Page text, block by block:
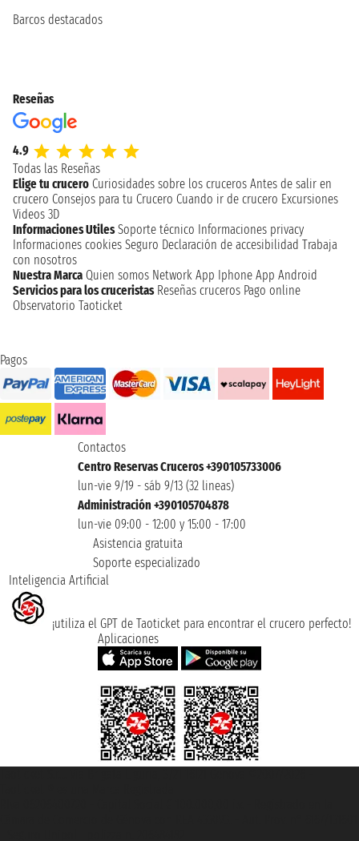
Barcos destacados
Reseñas
4.9
Todas las Reseñas
Elige tu crucero Curiosidades sobre los cruceros Antes de salir en
crucero Consejos para tu Crucero Cuando ir de crucero Excursiones
Videos 3D
Informaciones Utiles Soporte técnico Informaciones privacy
Informaciones cookies Seguro Declaración de accesibilidad Trabaja
con nosotros
Nuestra Marca Quien somos Network App Iphone App Android
Servicios para los cruceristas Reseñas cruceros Pago online
Observatorio Taoticket
Pagos
Contactos
Centro Reservas Cruceros +390105733006
lun-vie 9/19 - sáb 9/13 (32 lineas)
Administración +390105704878
lun-vie 09:00 - 12:00 y 15:00 - 17:00
Asistencia gratuita
Soporte especializado
Inteligencia Artificial
¡utiliza el GPT de Taoticket para encontrar el crucero perfecto!
Aplicaciones